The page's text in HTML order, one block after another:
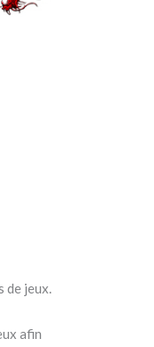
jeux.
afin